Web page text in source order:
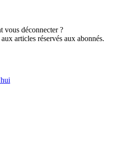
vous déconnecter ?
articles réservés aux abonnés.